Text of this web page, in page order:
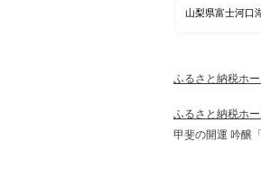
山梨県富士河口
ふるさと納税ホ
ふるさと納税ホ
甲斐の開運 吟醸